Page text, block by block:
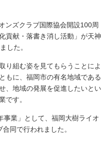
ンズクラブ国際協会開設100周
献・落書き消し活動」が天神
した。
り組む姿を見てもらうことによ
もに、福岡市の有名地域である
、地域の発展を促進したいとい
です。
事業」として、福岡大樹ライオ
同で行われました。